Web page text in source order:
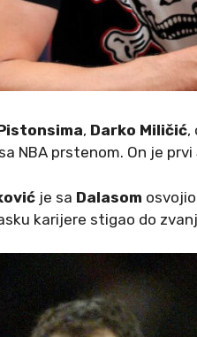
, Darko Miličić,
NBA prstenom. On je
je sa Dalasom
karijere stigao do